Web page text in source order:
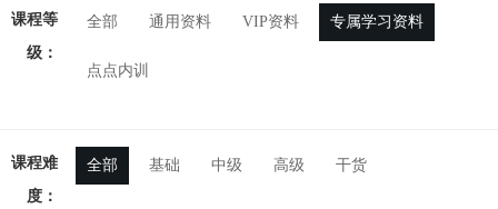
课程等
级：
全部 通用资料 VIP资料 专属学习资料
点点内训
课程难
度：
全部 基础 中级 高级 干货